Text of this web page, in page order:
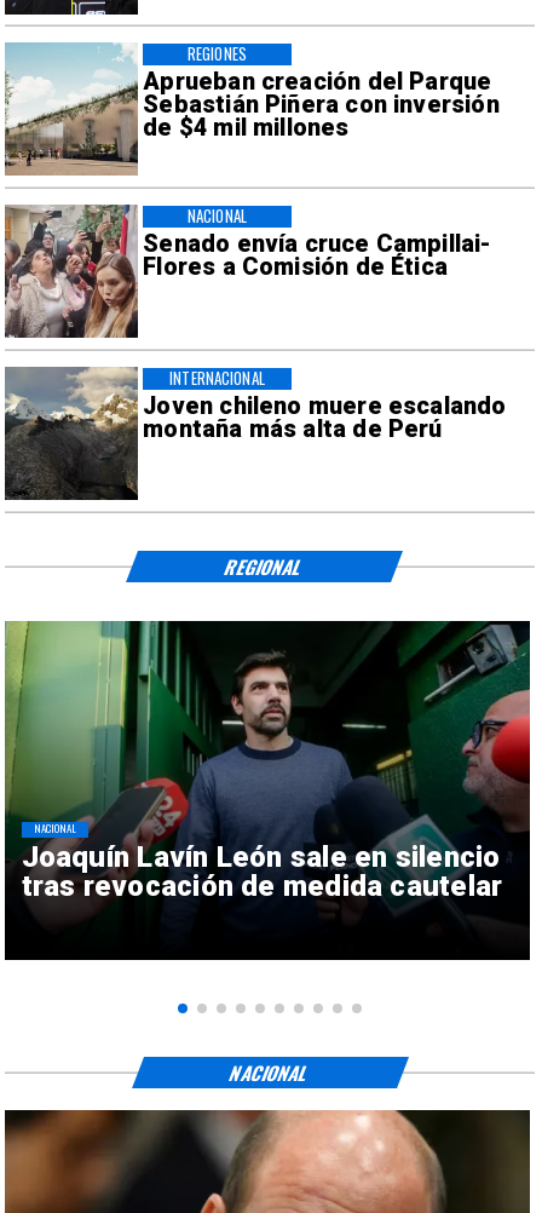
Aprueban creación del Parque
Sebastián Piñera con inversión
de $4 mil millones
REGIONES
Senado envía cruce Campillai-
Flores a Comisión de Ética
NACIONAL
Joven chileno muere escalando
montaña más alta de Perú
INTERNACIONAL
Joaquín Lavín León sale en silencio
tras revocación de medida cautelar
NACIONAL
REGIONAL
NACIONAL